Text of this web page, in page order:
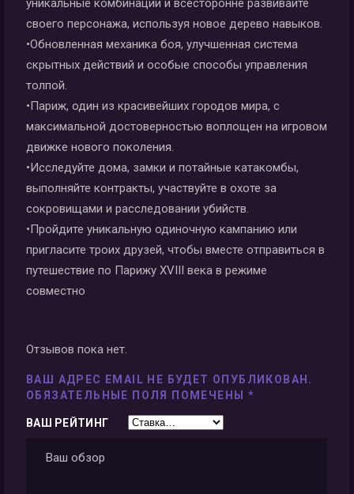
уникальные комбинации и всесторонне развивайте
своего персонажа, используя новое дерево навыков.
•Обновленная механика боя, улучшенная система
скрытных действий и особые способы управления
толпой.
•Париж, один из красивейших городов мира, с
максимальной достоверностью воплощен на игровом
движке нового поколения.
•Исследуйте дома, замки и потайные катакомбы,
выполняйте контракты, участвуйте в охоте за
сокровищами и расследовании убийств.
•Пройдите уникальную одиночную кампанию или
пригласите троих друзей, чтобы вместе отправиться в
путешествие по Парижу XVIII века в режиме
совместно
Отзывов пока нет.
ВАШ АДРЕС EMAIL НЕ БУДЕТ ОПУБЛИКОВАН.
ОБЯЗАТЕЛЬНЫЕ ПОЛЯ ПОМЕЧЕНЫ *
ВАШ РЕЙТИНГ